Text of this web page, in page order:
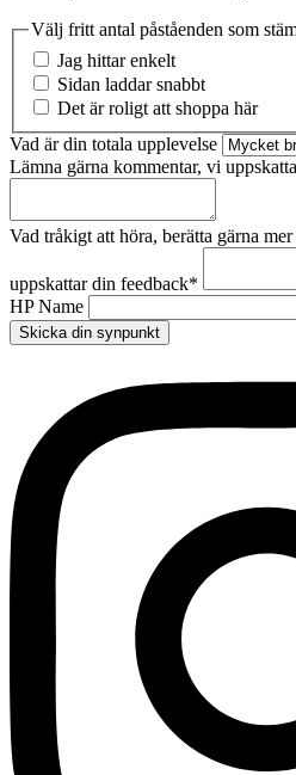
Välj fritt antal påståenden som
Jag hittar enkelt
Sidan laddar snabbt
Det är roligt att shoppa här
Vad är din totala upplevelse
Lämna gärna kommentar, vi
Vad tråkigt att höra, berätta gärna
uppskattar din feedback*
HP Name
Skicka din synpunkt